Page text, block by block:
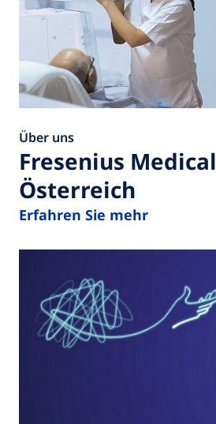
Über uns
Fresenius
Österreich
Erfahren Sie mehr